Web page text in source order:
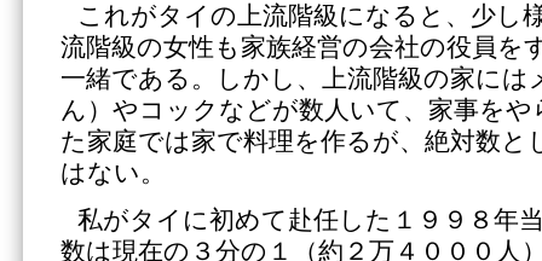
これがタイの上流階級になると、少し
流階級の女性も家族経営の会社の役員を
一緒である。しかし、上流階級の家には
ん）やコックなどが数人いて、家事を
た家庭では家で料理を作るが、絶対数と
はない。
私がタイに初めて赴任した１９９８年
数は現在の３分の１（約２万４０００人